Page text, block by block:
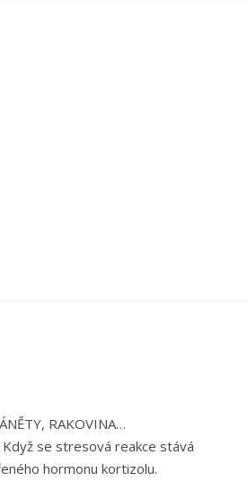
RAKOVINA…
Když se stresová reakce stává
hormonu kortizolu.